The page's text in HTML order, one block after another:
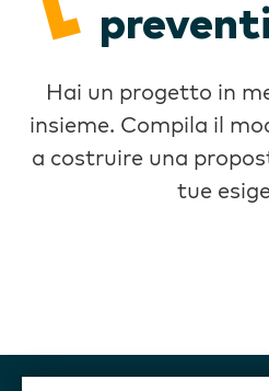
Hai un progetto in
insieme. Compila il
a costruire una
tue